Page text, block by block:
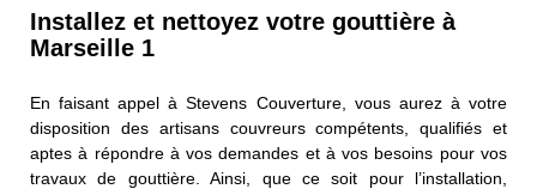
Installez et nettoyez votre gouttière à
Marseille 1
En faisant appel à Stevens Couverture, vous aurez à votre
disposition des artisans couvreurs compétents, qualifiés et
aptes à répondre à vos demandes et à vos besoins pour vos
travaux de gouttière. Ainsi, que ce soit pour l’installation,